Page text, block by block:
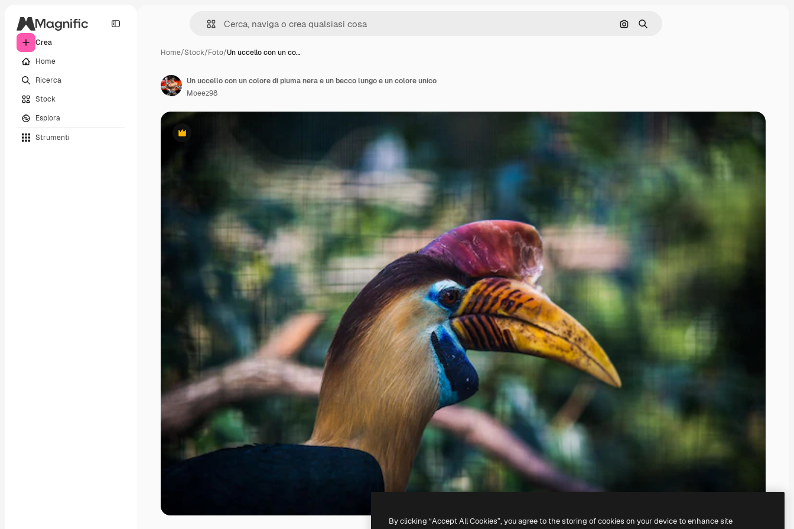
Crea
Home
Ricerca
Stock
Esplora
Strumenti
Cerca per immagine
Ricerca
Home/Stock/Foto/Un uccello con un co…
Premium
Un uccello con un colore di piuma nera e un becco lungo e un colore unico
Moeez98
By clicking “Accept All Cookies”, you agree to the storing of cookies on your device to enhance site